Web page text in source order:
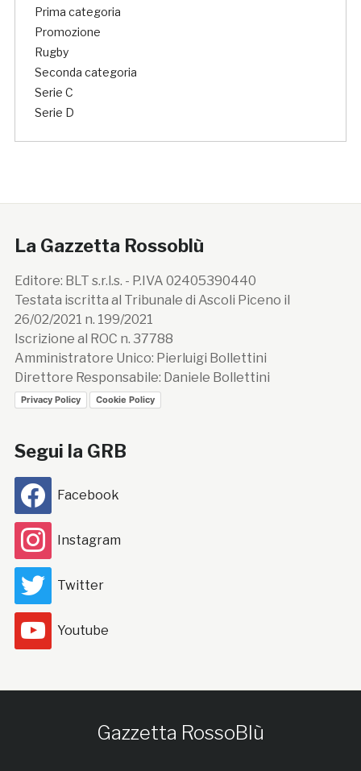
Prima categoria
Promozione
Rugby
Seconda categoria
Serie C
Serie D
La Gazzetta Rossoblù
Editore: BLT s.r.l.s. - P.IVA 02405390440
Testata iscritta al Tribunale di Ascoli Piceno il
26/02/2021 n. 199/2021
Iscrizione al ROC n. 37788
Amministratore Unico: Pierluigi Bollettini
Direttore Responsabile: Daniele Bollettini
Privacy Policy Cookie Policy
Segui la GRB
Facebook
Instagram
Twitter
Youtube
Gazzetta RossoBlù